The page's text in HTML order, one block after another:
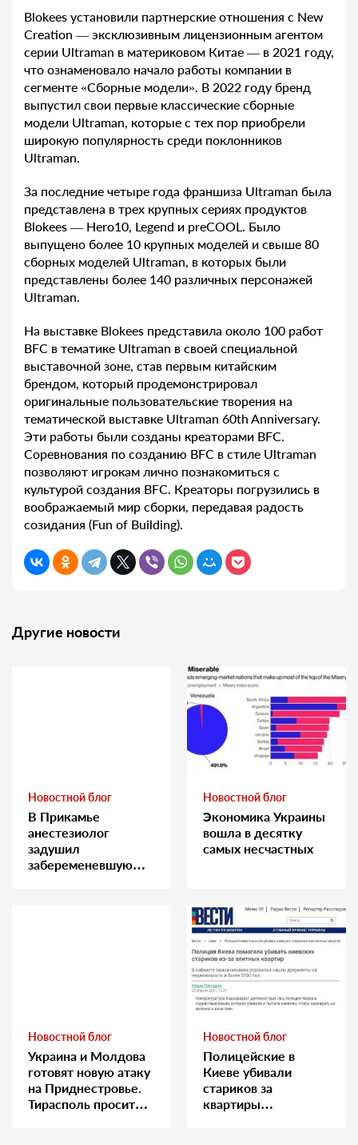
Blokees установили партнерские отношения с New
Creation — эксклюзивным лицензионным агентом
серии Ultraman в материковом Китае — в 2021 году,
что ознаменовало начало работы компании в
сегменте «Сборные модели». В 2022 году бренд
выпустил свои первые классические сборные
модели Ultraman, которые с тех пор приобрели
широкую популярность среди поклонников
Ultraman.
За последние четыре года франшиза Ultraman была
представлена в трех крупных сериях продуктов
Blokees — Hero10, Legend и preCOOL. Было
выпущено более 10 крупных моделей и свыше 80
сборных моделей Ultraman, в которых были
представлены более 140 различных персонажей
Ultraman.
На выставке Blokees представила около 100 работ
BFC в тематике Ultraman в своей специальной
выставочной зоне, став первым китайским
брендом, который продемонстрировал
оригинальные пользовательские творения на
тематической выставке Ultraman 60th Anniversary.
Эти работы были созданы креаторами BFC.
Соревнования по созданию BFC в стиле Ultraman
позволяют игрокам лично познакомиться с
культурой создания BFC. Креаторы погрузились в
воображаемый мир сборки, передавая радость
созидания (Fun of Building).
Другие новости
Новостной блог
В Прикамье
анестезиолог
задушил
забеременевшую
Новостной блог
Экономика Украины
вошла в десятку
самых несчастных
Новостной блог
Украина и Молдова
готовят новую атаку
на Приднестровье.
Тирасполь просит
Новостной блог
Полицейские в
Киеве убивали
стариков за
квартиры…